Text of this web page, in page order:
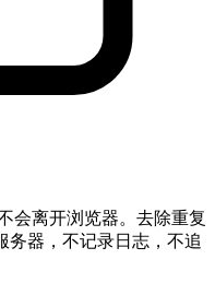
会离开浏览器。去除重复
器，不记录日志，不追